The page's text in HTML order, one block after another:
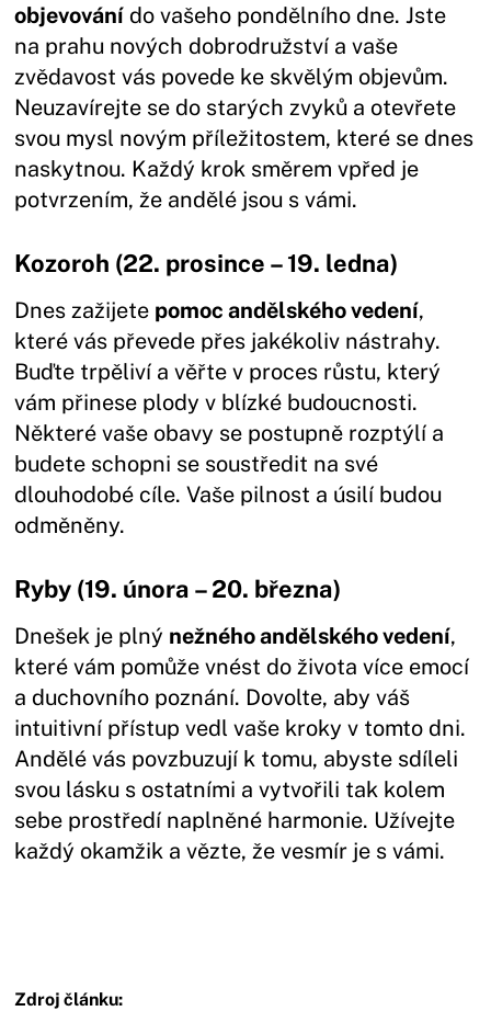
objevování do vašeho pondělního dne. Jste
na prahu nových dobrodružství a vaše
zvědavost vás povede ke skvělým objevům.
Neuzavírejte se do starých zvyků a otevřete
svou mysl novým příležitostem, které se dnes
naskytnou. Každý krok směrem vpřed je
potvrzením, že andělé jsou s vámi.
Kozoroh (22. prosince – 19. ledna)
Dnes zažijete pomoc andělského vedení,
které vás převede přes jakékoliv nástrahy.
Buďte trpěliví a věřte v proces růstu, který
vám přinese plody v blízké budoucnosti.
Některé vaše obavy se postupně rozptýlí a
budete schopni se soustředit na své
dlouhodobé cíle. Vaše pilnost a úsilí budou
odměněny.
Ryby (19. února – 20. března)
Dnešek je plný nežného andělského vedení,
které vám pomůže vnést do života více emocí
a duchovního poznání. Dovolte, aby váš
intuitivní přístup vedl vaše kroky v tomto dni.
Andělé vás povzbuzují k tomu, abyste sdíleli
svou lásku s ostatními a vytvořili tak kolem
sebe prostředí naplněné harmonie. Užívejte
každý okamžik a vězte, že vesmír je s vámi.
Zdroj článku: